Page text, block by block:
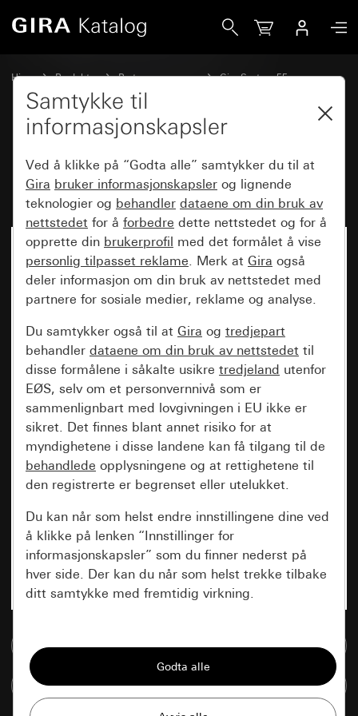
Hjem Produkter Bryterprogrammer
Gira System 55
Kobling og trykking
Hotellkortbryter 10 A 250 V~
Lukker 1-polet med N-klemme
Til mediadatabase
Sammenlign artikkel
Samtykke til
informasjonskapsler
Ved å klikke på “Godta alle” samtykker du til at
Gira bruker informasjonskapsler og lignende
teknologier og behandler dataene om din bruk av
nettstedet for å forbedre dette nettstedet og for å
opprette din brukerprofil med det formålet å vise
personlig tilpasset reklame. Merk at Gira også
deler informasjon om din bruk av nettstedet med
partnere for sosiale medier, reklame og analyse.
Du samtykker også til at Gira og tredjepart
behandler dataene om din bruk av nettstedet til
disse formålene i såkalte usikre tredjeland utenfor
EØS, selv om et personvernnivå som er
sammenlignbart med lovgivningen i EU ikke er
sikret. Det finnes blant annet risiko for at
myndighetene i disse landene kan få tilgang til de
behandlede opplysningene og at rettighetene til
den registrerte er begrenset eller utelukket.
Du kan når som helst endre innstillingene dine ved
å klikke på lenken “Innstillinger for
informasjonskapsler” som du finner nederst på
hver side. Der kan du når som helst trekke tilbake
ditt samtykke med fremtidig virkning.
Alle informasjonskapslene vi trenger for å
kunne vise deg siden.